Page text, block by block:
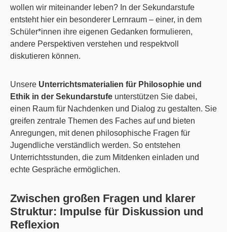
wollen wir miteinander leben? In der Sekundarstufe
entsteht hier ein besonderer Lernraum – einer, in dem
Schüler*innen ihre eigenen Gedanken formulieren,
andere Perspektiven verstehen und respektvoll
diskutieren können.
Unsere Unterrichtsmaterialien für Philosophie und
Ethik in der Sekundarstufe unterstützen Sie dabei,
einen Raum für Nachdenken und Dialog zu gestalten. Sie
greifen zentrale Themen des Faches auf und bieten
Anregungen, mit denen philosophische Fragen für
Jugendliche verständlich werden. So entstehen
Unterrichtsstunden, die zum Mitdenken einladen und
echte Gespräche ermöglichen.
Zwischen großen Fragen und klarer
Struktur: Impulse für Diskussion und
Reflexion